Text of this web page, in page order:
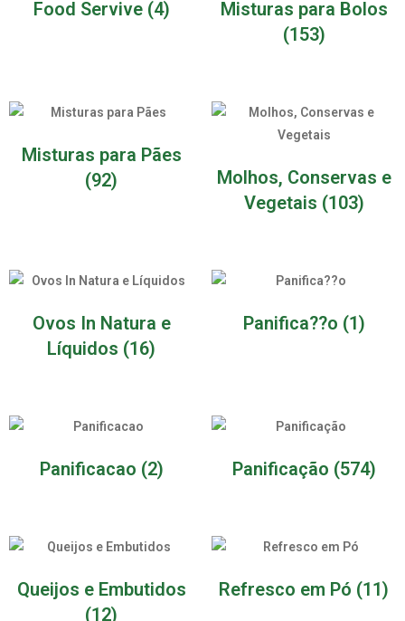
Food Servive (4)
Misturas para Bolos
(153)
Misturas para Pães
(92)
Molhos, Conservas e
Vegetais (103)
Ovos In Natura e
Líquidos (16)
Panifica??o (1)
Panificacao (2) Panificação (574)
Queijos e Embutidos
(12)
Refresco em Pó (11)